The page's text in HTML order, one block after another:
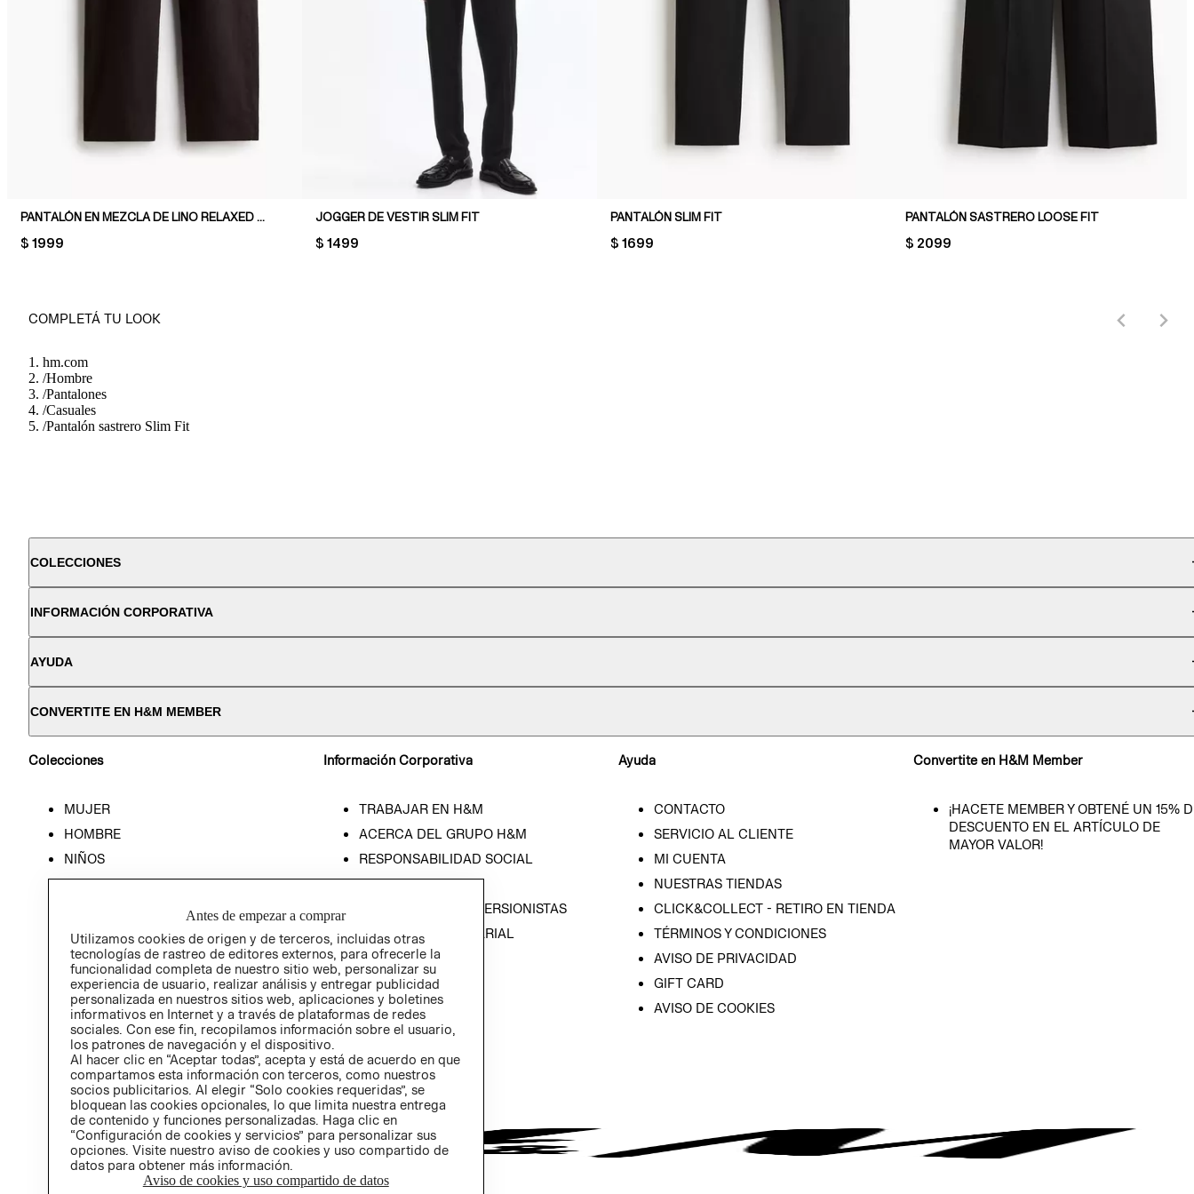
PANTALÓN EN MEZCLA DE LINO RELAXED FIT
PRICE:
$ 1999
JOGGER DE VESTIR SLIM FIT
PRICE:
$ 1499
PANTALÓN SLIM FIT
PRICE:
$ 1699
PANTALÓN SASTRERO LOOSE FIT
PRICE:
$ 2099
COMPLETÁ TU LOOK
hm.com
/Hombre
/Pantalones
/Casuales
/Pantalón sastrero Slim Fit
COLECCIONES
INFORMACIÓN CORPORATIVA
AYUDA
CONVERTITE EN H&M MEMBER
Colecciones
MUJER
HOMBRE
NIÑOS
HOME
Información Corporativa
TRABAJAR EN H&M
ACERCA DEL GRUPO H&M
RESPONSABILIDAD SOCIAL
PRENSA
RELACIÓN CON INVERSIONISTAS
POLÍTICA EMPRESARIAL
Ayuda
CONTACTO
SERVICIO AL CLIENTE
MI CUENTA
NUESTRAS TIENDAS
CLICK&COLLECT - RETIRO EN TIENDA
TÉRMINOS Y CONDICIONES
AVISO DE PRIVACIDAD
GIFT CARD
AVISO DE COOKIES
Convertite en H&M Member
¡HACETE MEMBER Y OBTENÉ UN 15%
DESCUENTO EN EL ARTÍCULO DE
MAYOR VALOR!
Antes de empezar a comprar
Utilizamos cookies de origen y de terceros, incluidas otras
tecnologías de rastreo de editores externos, para ofrecerle la
funcionalidad completa de nuestro sitio web, personalizar su
experiencia de usuario, realizar análisis y entregar publicidad
personalizada en nuestros sitios web, aplicaciones y boletines
informativos en Internet y a través de plataformas de redes
sociales. Con ese fin, recopilamos información sobre el usuario,
los patrones de navegación y el dispositivo.
Al hacer clic en “Aceptar todas”, acepta y está de acuerdo en que
compartamos esta información con terceros, como nuestros
socios publicitarios. Al elegir “Solo cookies requeridas”, se
bloquean las cookies opcionales, lo que limita nuestra entrega
de contenido y funciones personalizadas. Haga clic en
“Configuración de cookies y servicios” para personalizar sus
opciones. Visite nuestro aviso de cookies y uso compartido de
datos para obtener más información.
Aviso de cookies y uso compartido de datos